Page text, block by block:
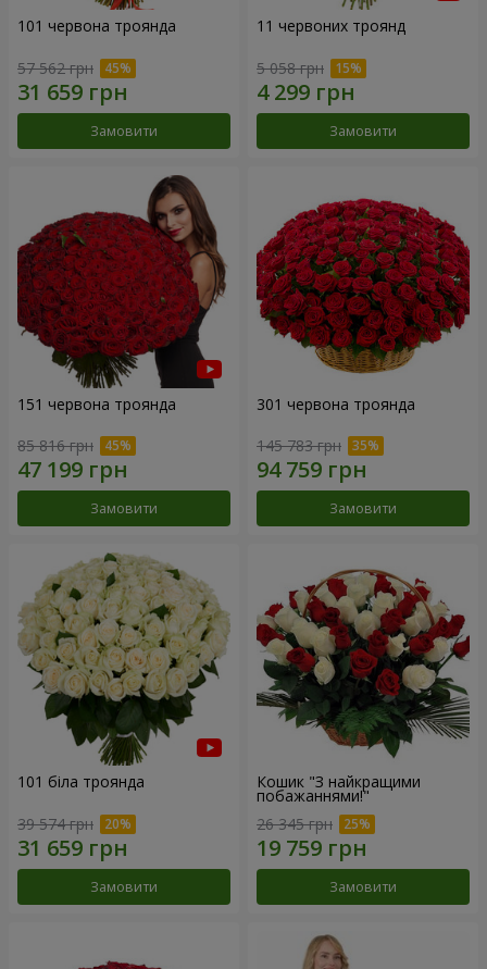
101 червона троянда
57 562 грн
Замовити
11 червоних троянд
5 058 грн
Замовити
151 червона троянда
85 816 грн
Замовити
301 червона троянда
145 783 грн
Замовити
101 біла троянда
39 574 грн
Замовити
Кошик "З найкращими
побажаннями!"
26 345 грн
Замовити